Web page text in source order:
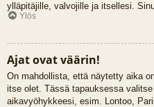
ylläpitäjille, valvojille ja itsellesi.
Ylös
Ajat ovat väärin!
On mahdollista, että näytetty aika
itse olet. Tässä tapauksessa
aikavyöhykkeesi, esim. Lontoo,